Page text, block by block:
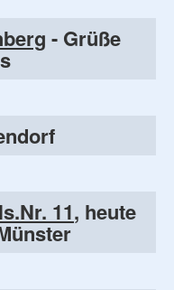
- Grüße
11, heute